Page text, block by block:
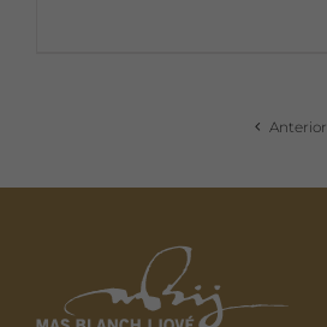
Anterior